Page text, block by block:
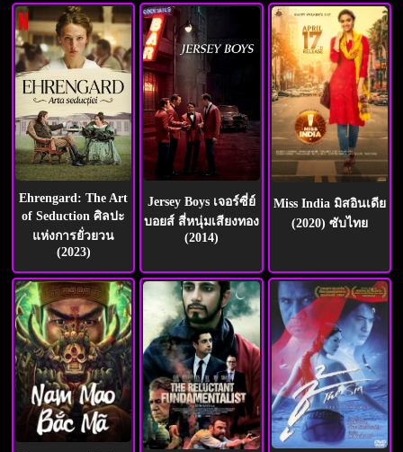
Ehrengard: The Art
of Seduction ศิลปะ
แห่งการยั่วยวน
(2023)
Jersey Boys เจอร์ซี่ย์
บอยส์ สี่หนุ่มเสียงทอง
(2014)
Miss India มิสอินเดีย
(2020) ซับไทย